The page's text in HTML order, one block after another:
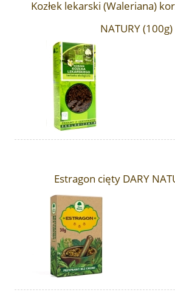
Kozłek lekarski (Waleriana)
NATURY (100g)
Estragon cięty DARY